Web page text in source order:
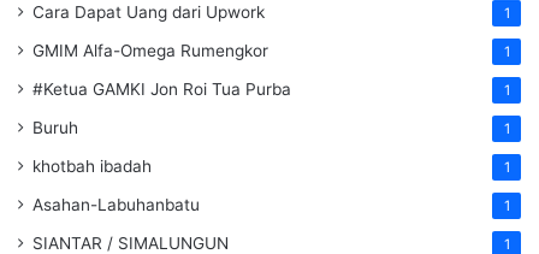
Cara Dapat Uang dari Upwork 1
GMIM Alfa-Omega Rumengkor 1
#Ketua GAMKI Jon Roi Tua Purba 1
Buruh 1
khotbah ibadah 1
Asahan-Labuhanbatu 1
SIANTAR / SIMALUNGUN 1